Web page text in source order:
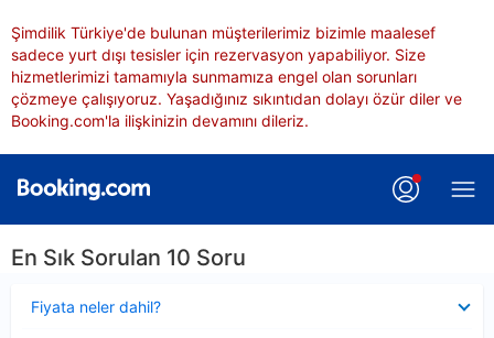
Şimdilik Türkiye'de bulunan müşterilerimiz bizimle maalesef
sadece yurt dışı tesisler için rezervasyon yapabiliyor. Size
hizmetlerimizi tamamıyla sunmamıza engel olan sorunları
çözmeye çalışıyoruz. Yaşadığınız sıkıntıdan dolayı özür diler ve
Booking.com'la ilişkinizin devamını dileriz.
En Sık Sorulan 10 Soru
Fiyata neler dahil?